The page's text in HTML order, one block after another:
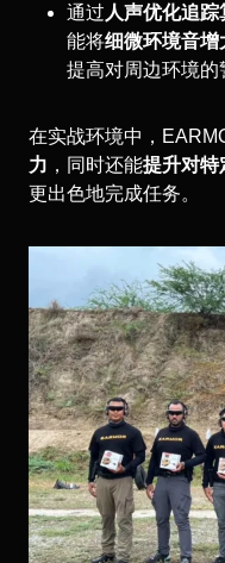
通过 人声优化追踪
能将细微环境音增
提高对周边环境的
在实战环境中，
力 ，同时还能提升对特
更出色地完成任务。